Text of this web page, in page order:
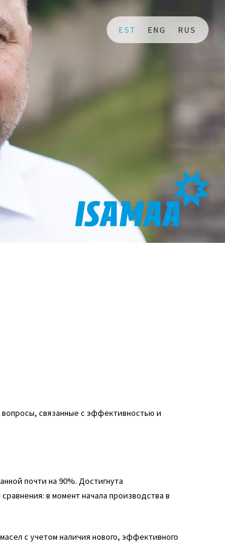
EST ENG RUS
связанные с эффективностью и
почти на 90%. Достигнута
в момент начала производства в
с учетом наличия нового, эффективного